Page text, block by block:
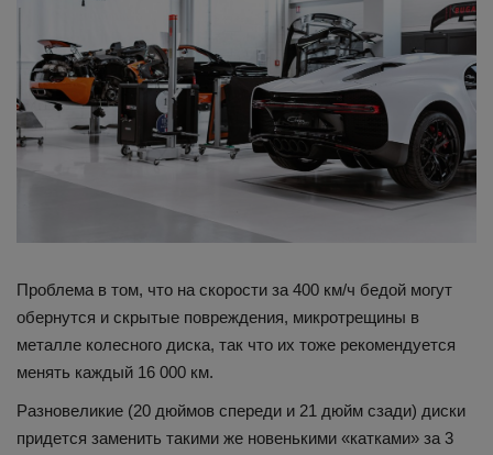
Проблема в том, что на скорости за 400 км/ч бедой могут
обернутся и скрытые повреждения, микротрещины в
металле колесного диска, так что их тоже рекомендуется
менять каждый 16 000 км.
Разновеликие (20 дюймов спереди и 21 дюйм сзади) диски
придется заменить такими же новенькими «катками» за 3